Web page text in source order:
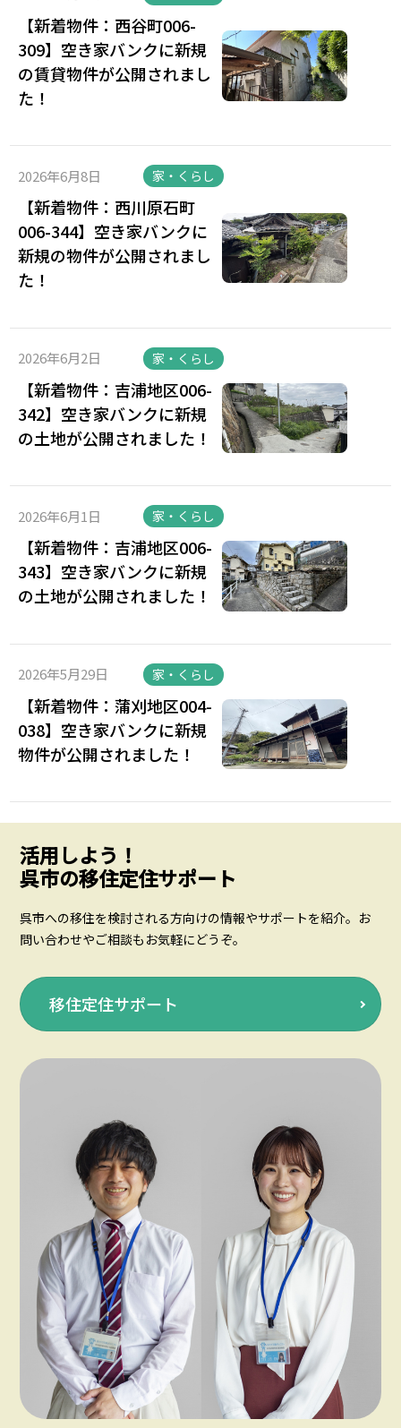
【新着物件：西谷町006-
309】空き家バンクに新規
の賃貸物件が公開されまし
た！
2026年6月8日 家・くらし
【新着物件：西川原石町
006-344】空き家バンクに
新規の物件が公開されまし
た！
2026年6月2日 家・くらし
【新着物件：吉浦地区006-
342】空き家バンクに新規
の土地が公開されました！
2026年6月1日 家・くらし
【新着物件：吉浦地区006-
343】空き家バンクに新規
の土地が公開されました！
2026年5月29日 家・くらし
【新着物件：蒲刈地区004-
038】空き家バンクに新規
物件が公開されました！
活用しよう！
呉市の移住定住サポート
呉市への移住を検討される方向けの情報やサポートを紹介。お
問い合わせやご相談もお気軽にどうぞ。
移住定住サポート